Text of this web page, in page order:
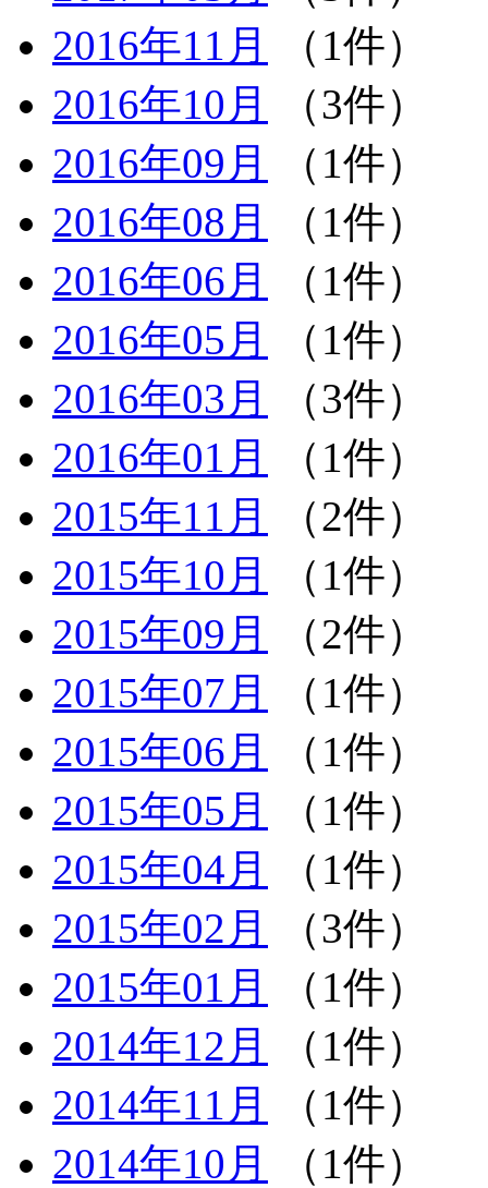
2016年11月
（1件）
2016年10月
（3件）
2016年09月
（1件）
2016年08月
（1件）
2016年06月
（1件）
2016年05月
（1件）
2016年03月
（3件）
2016年01月
（1件）
2015年11月
（2件）
2015年10月
（1件）
2015年09月
（2件）
2015年07月
（1件）
2015年06月
（1件）
2015年05月
（1件）
2015年04月
（1件）
2015年02月
（3件）
2015年01月
（1件）
2014年12月
（1件）
2014年11月
（1件）
2014年10月
（1件）